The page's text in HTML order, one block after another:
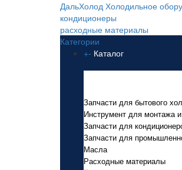
ДальХолод Холодильное
кондиционеры
расходные материалы
Категории
+- Каталог
Запчасти для бытового
Инструмент для монтажа
Запчасти для
Запчасти для
Масла
Расходные материалы